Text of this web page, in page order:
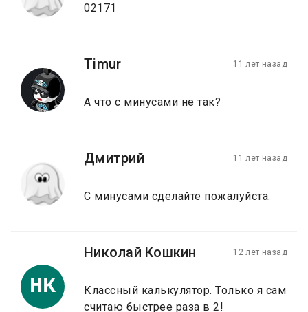
02171
Timur 11 лет назад
А что с минусами не так?
Дмитрий 11 лет назад
С минусами сделайте пожалуйста.
НК
Николай Кошкин 12 лет назад
Классный калькулятор. Только я сам
считаю быстрее раза в 2!